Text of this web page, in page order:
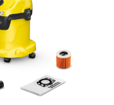
изображение